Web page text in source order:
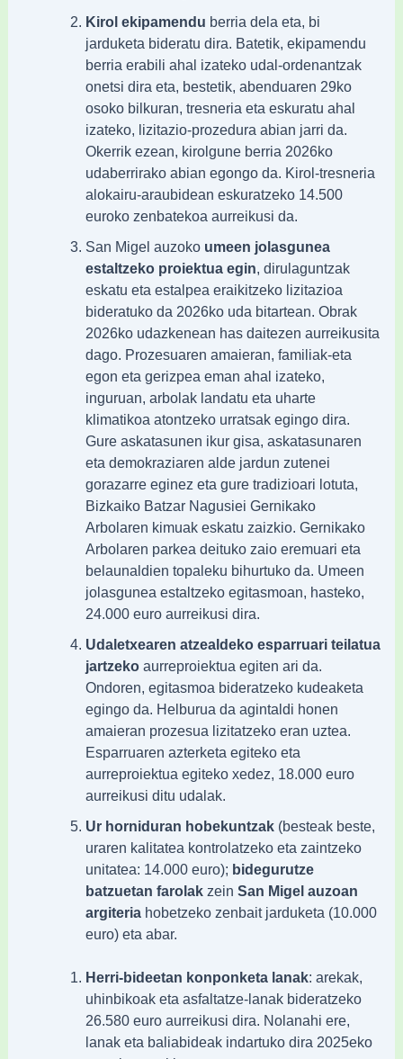
Kirol ekipamendu berria dela eta, bi
jarduketa bideratu dira. Batetik, ekipamendu
berria erabili ahal izateko udal-ordenantzak
onetsi dira eta, bestetik, abenduaren 29ko
osoko bilkuran, tresneria eta eskuratu ahal
izateko, lizitazio-prozedura abian jarri da.
Okerrik ezean, kirolgune berria 2026ko
udaberrirako abian egongo da. Kirol-tresneria
alokairu-araubidean eskuratzeko 14.500
euroko zenbatekoa aurreikusi da.
San Migel auzoko umeen jolasgunea
estaltzeko proiektua egin, dirulaguntzak
eskatu eta estalpea eraikitzeko lizitazioa
bideratuko da 2026ko uda bitartean. Obrak
2026ko udazkenean has daitezen aurreikusita
dago. Prozesuaren amaieran, familiak-eta
egon eta gerizpea eman ahal izateko,
inguruan, arbolak landatu eta uharte
klimatikoa atontzeko urratsak egingo dira.
Gure askatasunen ikur gisa, askatasunaren
eta demokraziaren alde jardun zutenei
gorazarre eginez eta gure tradizioari lotuta,
Bizkaiko Batzar Nagusiei Gernikako
Arbolaren kimuak eskatu zaizkio. Gernikako
Arbolaren parkea deituko zaio eremuari eta
belaunaldien topaleku bihurtuko da. Umeen
jolasgunea estaltzeko egitasmoan, hasteko,
24.000 euro aurreikusi dira.
Udaletxearen atzealdeko esparruari teilatua
jartzekoaurreproiektua egiten ari da.
Ondoren, egitasmoa bideratzeko kudeaketa
egingo da. Helburua da agintaldi honen
amaieran prozesua lizitatzeko eran uztea.
Esparruaren azterketa egiteko eta
aurreproiektua egiteko xedez, 18.000 euro
aurreikusi ditu udalak.
Ur horniduran hobekuntzak(besteak beste,
uraren kalitatea kontrolatzeko eta zaintzeko
unitatea: 14.000 euro); bidegurutze
batzuetan farolakzein San Migel auzoan
argiteriahobetzeko zenbait jarduketa (10.000
euro) eta abar.
Herri-bideetan konponketa lanak: arekak,
uhinbikoak eta asfaltatze-lanak bideratzeko
26.580 euro aurreikusi dira. Nolanahi ere,
lanak eta baliabideak indartuko dira 2025eko